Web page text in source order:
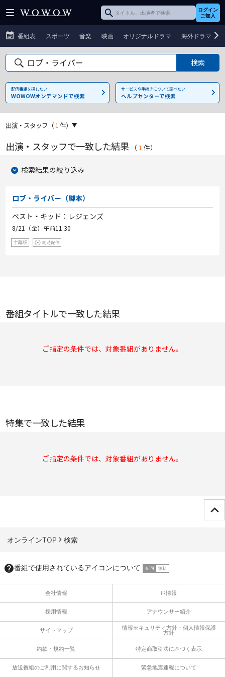
ログイン
ご加入
番組表 スポーツ 音楽 映画 オリジナルドラマ 海外ドラマ
配信番組を探したい
WOWOWオンデマンドで検索
サービスや手続きについて調べたい
ヘルプセンターで検索
出演・スタッフ （1件）
出演・スタッフで一致した結果 （ 1 件）
検索結果の絞り込み
ロブ・ライバー（脚本）
ベスト・キッド：レジェンズ
8/21（金） 午前11:30
番組タイトルで一致した結果
ご指定の条件では、対象番組がありません。
特集で一致した結果
ご指定の条件では、対象番組がありません。
オンラインTOP
検索
番組で使用されているアイコンについて
会社情報 IR情報
採用情報 アナウンサー紹介
サイトマップ 情報セキュリティ方針・個人情報保護
方針
約款・規約一覧 特定商取引法に基づく表示
放送番組のご利用に関するお知らせ 緊急地震速報について